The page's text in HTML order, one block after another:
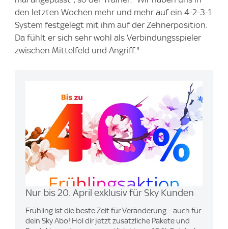
den letzten Wochen mehr und mehr auf ein 4-2-3-1
System festgelegt mit ihm auf der Zehnerposition.
Da fühlt er sich sehr wohl als Verbindungsspieler
zwischen Mittelfeld und Angriff."
Nur bis 20. April exklusiv für Sky Kunden
Frühling ist die beste Zeit für Veränderung – auch für
dein Sky Abo! Hol dir jetzt zusätzliche Pakete und